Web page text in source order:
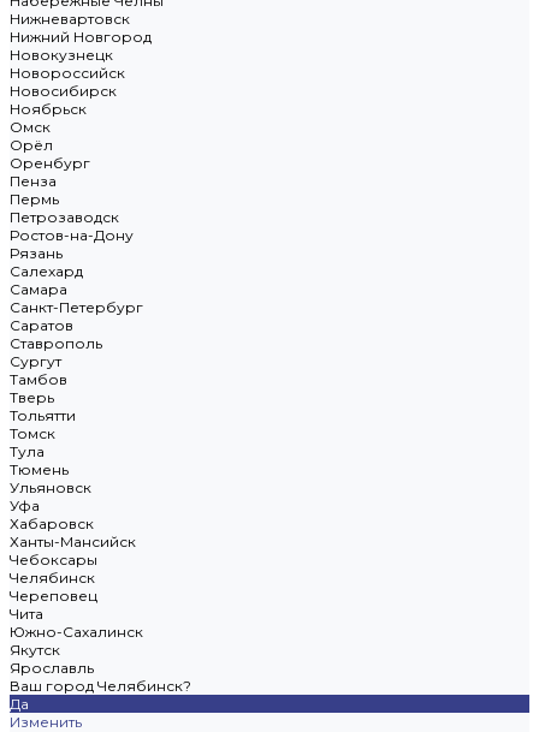
Нижневартовск
Нижний Новгород
Новокузнецк
Новороссийск
Новосибирск
Ноябрьск
Омск
Орёл
Оренбург
Пенза
Пермь
Петрозаводск
Ростов-на-Дону
Рязань
Салехард
Самара
Санкт-Петербург
Саратов
Ставрополь
Сургут
Тамбов
Тверь
Тольятти
Томск
Тула
Тюмень
Ульяновск
Уфа
Хабаровск
Ханты-Мансийск
Чебоксары
Челябинск
Череповец
Чита
Южно-Сахалинск
Якутск
Ярославль
Ваш город Челябинск?
Да
Изменить